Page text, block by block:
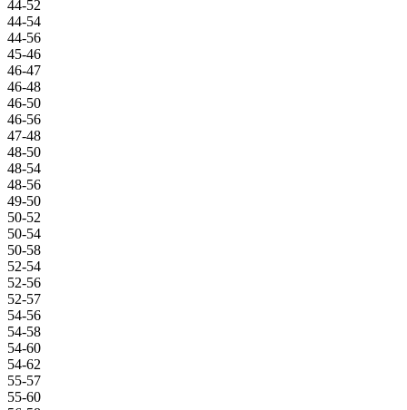
44-52
44-54
44-56
45-46
46-47
46-48
46-50
46-56
47-48
48-50
48-54
48-56
49-50
50-52
50-54
50-58
52-54
52-56
52-57
54-56
54-58
54-60
54-62
55-57
55-60